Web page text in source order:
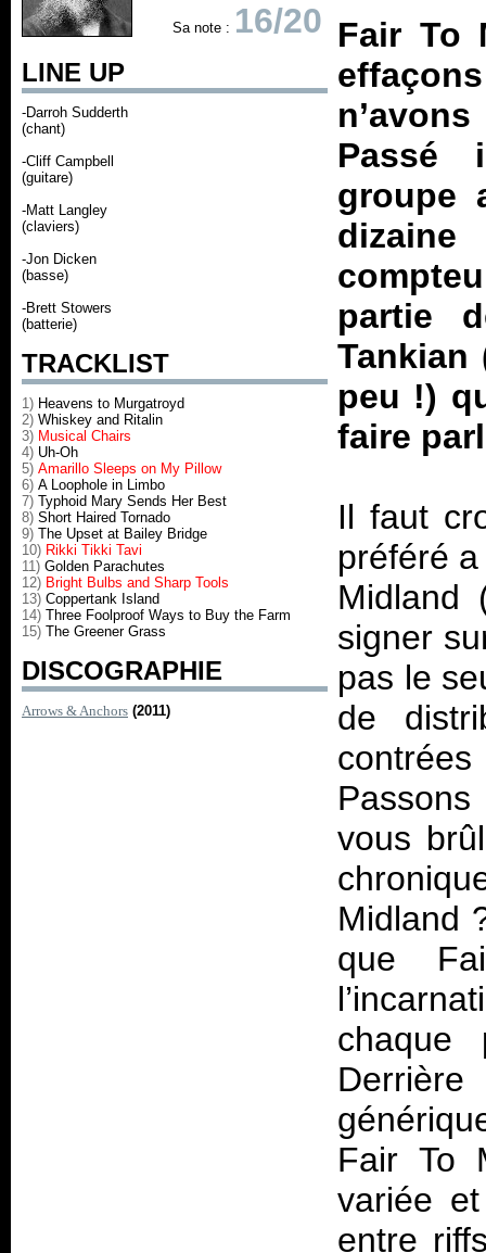
Sa note : 16/20
LINE UP
-Darroh Sudderth
(chant)
-Cliff Campbell
(guitare)
-Matt Langley
(claviers)
-Jon Dicken
(basse)
-Brett Stowers
(batterie)
TRACKLIST
1) Heavens to Murgatroyd
2) Whiskey and Ritalin
3) Musical Chairs
4) Uh-Oh
5) Amarillo Sleeps on My Pillow
6) A Loophole in Limbo
7) Typhoid Mary Sends Her Best
8) Short Haired Tornado
9) The Upset at Bailey Bridge
10) Rikki Tikki Tavi
11) Golden Parachutes
12) Bright Bulbs and Sharp Tools
13) Coppertank Island
14) Three Foolproof Ways to Buy the Farm
15) The Greener Grass
DISCOGRAPHIE
Arrows & Anchors (2011)
Fair To
Passé
groupe
partie
Tankian
peu !)
faire
Il faut
préféré
Midland
signer
pas le
de
vous
Midland
que
chaque
Fair To
variée
entre